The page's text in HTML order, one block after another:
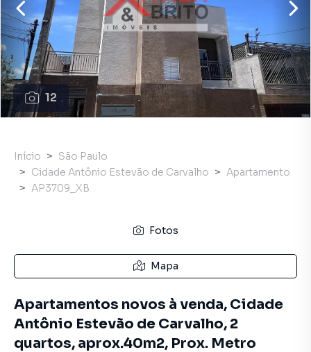
12
Início
São Paulo
Cidade Antônio Estevão de Carvalho
Apartamento
AP3709_XB
Fotos
Mapa
Apartamentos novos à venda, Cidade
Antônio Estevão de Carvalho, 2
quartos, aprox.40m2, Prox. Metro